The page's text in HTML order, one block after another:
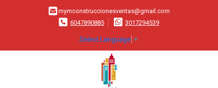
mymconstruccionesventas@gmail.com
6047890885
3017294539
Select Language ▼